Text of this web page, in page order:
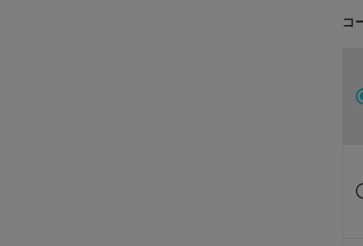
コ